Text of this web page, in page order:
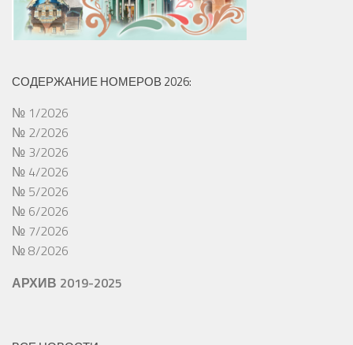
СОДЕРЖАНИЕ НОМЕРОВ 2026:
№ 1/2026
№ 2/2026
№ 3/2026
№ 4/2026
№ 5/2026
№ 6/2026
№ 7/2026
№ 8/2026
АРХИВ 2019-2025